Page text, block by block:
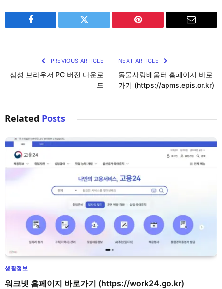
Facebook Twitter Pinterest Email
PREVIOUS ARTICLE
삼성 브라우저 PC 버전 다운로
드
NEXT ARTICLE
동물사랑배움터 홈페이지 바로
가기 (https://apms.epis.or.kr)
Related Posts
생활정보
워크넷 홈페이지 바로가기 (https://work24.go.kr)